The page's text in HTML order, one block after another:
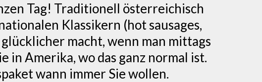
Tag! Traditionell österreichisch
Klassikern (hot sausages,
macht, wenn man mittags
Amerika, wo das ganz normal ist.
wann immer Sie wollen.